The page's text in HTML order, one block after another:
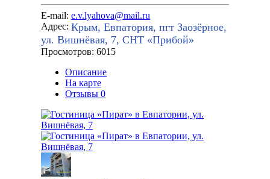
E-mail: e.v.lyahova@mail.ru
Адрес: Крым, Евпатория, пгт Заозёрное,
ул. Вишнёвая, 7, СНТ «Прибой»
Просмотров: 6015
Описание
На карте
Отзывы 0